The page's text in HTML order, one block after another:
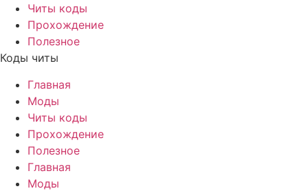
Читы коды
Прохождение
Полезное
Коды читы
Главная
Моды
Читы коды
Прохождение
Полезное
Главная
Моды